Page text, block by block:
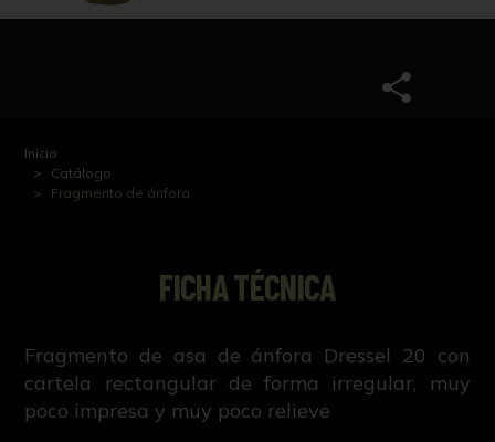
Inicio
Catálogo
Fragmento de ánfora
FICHA TÉCNICA
Fragmento de asa de ánfora Dressel 20 con
cartela rectangular de forma irregular, muy
poco impresa y muy poco relieve